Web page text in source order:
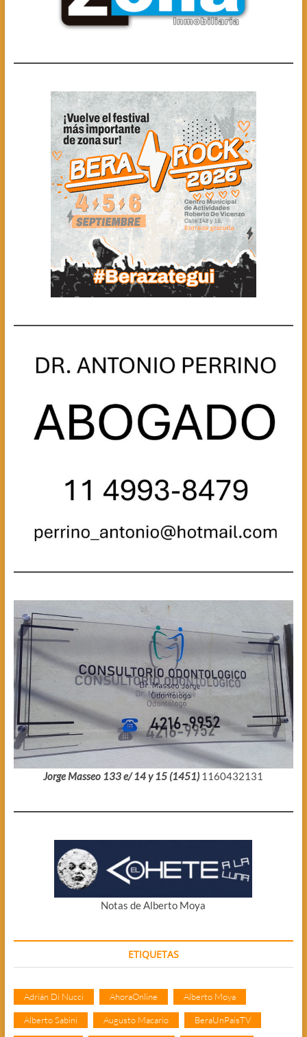
Jorge Masseo 133 e/ 14 y 15 (1451) 1160432131
Notas de Alberto Moya
ETIQUETAS
Adrián Di Nucci AhoraOnline Alberto Moya
Alberto Sabini Augusto Macario BeraUnPaisTV